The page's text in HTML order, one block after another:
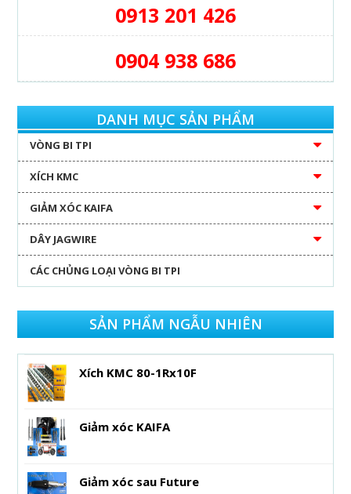
0913 201 426
0904 938 686
DANH MỤC SẢN PHẨM
VÒNG BI TPI
XÍCH KMC
GIẢM XÓC KAIFA
DÂY JAGWIRE
CÁC CHỦNG LOẠI VÒNG BI TPI
SẢN PHẨM NGẪU NHIÊN
Xích KMC 80-1Rx10F
Giảm xóc KAIFA
Giảm xóc sau Future